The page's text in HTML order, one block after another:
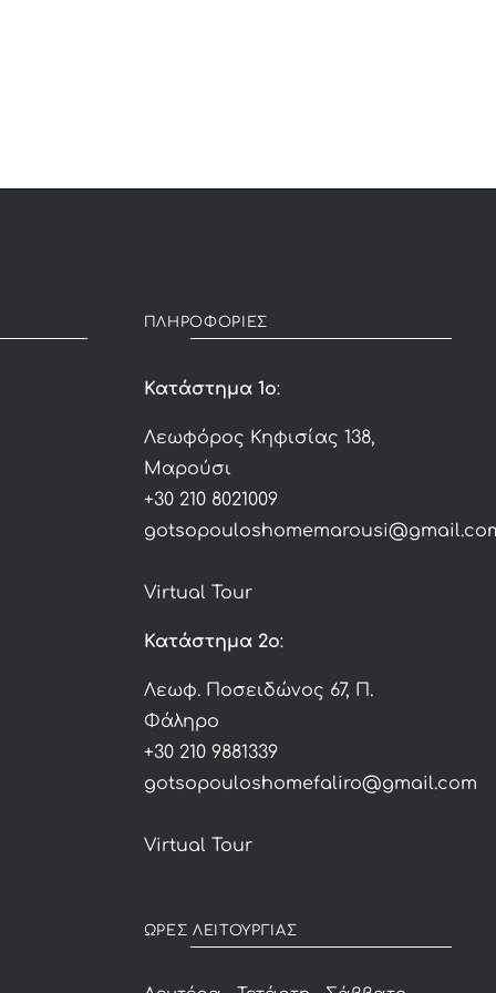
ΠΛΗΡΟΦΟΡΙΕΣ
Κατάστημα 1ο:
Λεωφόρος Κηφισίας 138,
Μαρούσι
+30 210 8021009
Virtual Tour
Κατάστημα 2ο:
Λεωφ. Ποσειδώνος 67, Π.
Φάληρο
+30 210 9881339
gotsopouloshomefaliro@gmail.com
Virtual Tour
ΩΡΕΣ ΛΕΙΤΟΥΡΓΙΑΣ